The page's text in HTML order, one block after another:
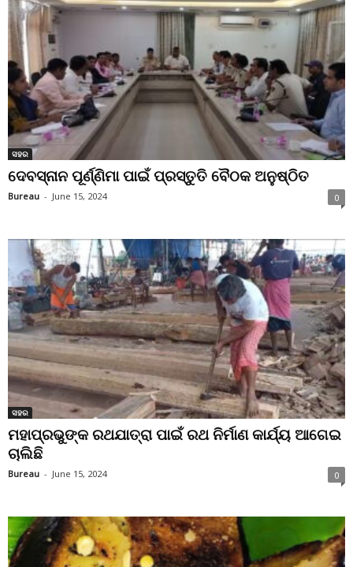
ସହର
ଦେବସ୍ନାନ ପୂର୍ଣ୍ଣିମା ପାଇଁ ପ୍ରସ୍ତୁତି ବୈଠକ ଅନୁଷ୍ଠିତ
Bureau - June 15, 2024 0
ସହର
ମହାପ୍ରଭୁଙ୍କ ରଥଯାତ୍ରା ପାଇଁ ରଥ ନିର୍ମାଣ କାର୍ଯ୍ୟ ଆଗେଇ
ଚାଲିଛି
Bureau - June 15, 2024 0